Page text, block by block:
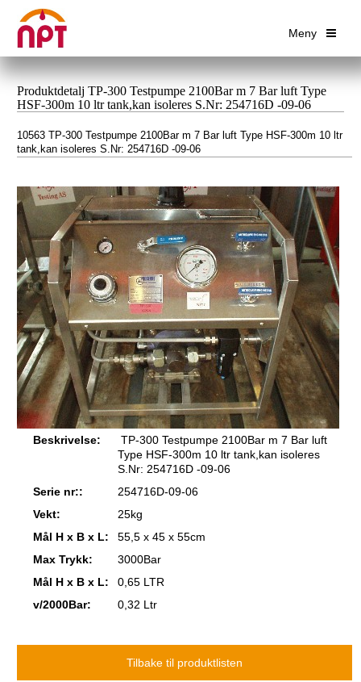
Meny
Produktdetalj TP-300 Testpumpe 2100Bar m 7 Bar luft Type
HSF-300m 10 ltr tank,kan isoleres S.Nr: 254716D -09-06
10563 TP-300 Testpumpe 2100Bar m 7 Bar luft Type HSF-300m 10 ltr
tank,kan isoleres S.Nr: 254716D -09-06
Beskrivelse:
TP-300 Testpumpe 2100Bar m 7 Bar luft
Type HSF-300m 10 ltr tank,kan isoleres
S.Nr: 254716D -09-06
Serie nr::
254716D-09-06
Vekt:
25kg
Mål H x B x L:
55,5 x 45 x 55cm
Max Trykk:
3000Bar
Mål H x B x L:
0,65 LTR
v/2000Bar:
0,32 Ltr